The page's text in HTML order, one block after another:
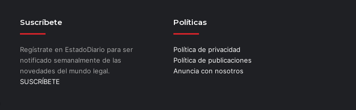
Suscríbete
Regístrate en EstadoDiario para ser
notificado semanalmente de las
novedades del mundo legal.
SUSCRÍBETE
Políticas
Política de privacidad
Política de publicaciones
Anuncia con nosotros